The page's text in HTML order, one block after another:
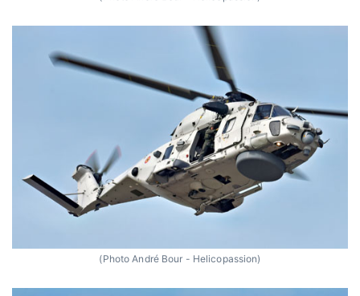
(Photo André Bour - Helicopassion)